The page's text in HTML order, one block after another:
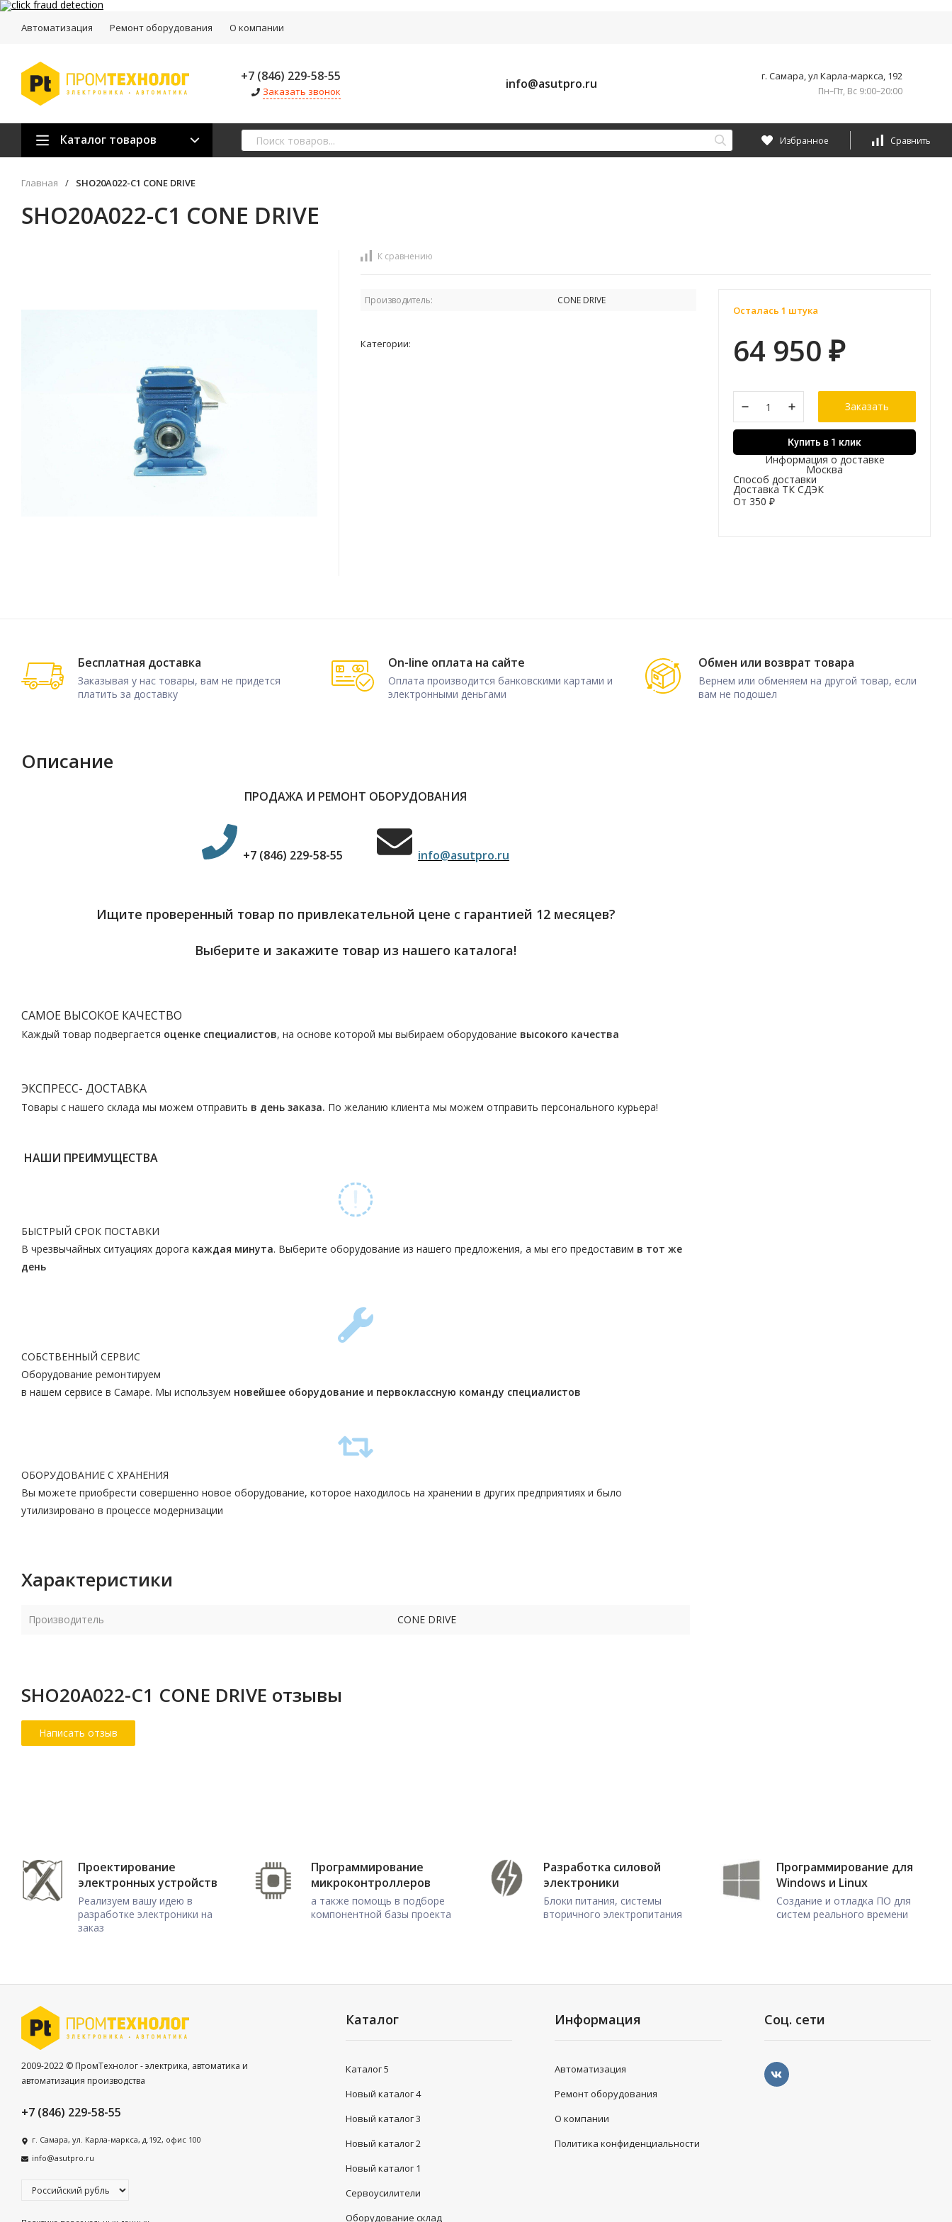
Автоматизация Ремонт оборудования О компании
+7 (846) 229-58-55
Заказать звонок info@asutpro.ru г. Самара, ул Карла-маркса, 192
Пн–Пт, Вс 9:00–20:00
Каталог товаров Избранное Сравнить
Главная / SHO20A022-C1 CONE DRIVE
SHO20A022-C1 CONE DRIVE
К сравнению
Производитель: CONE DRIVE
Категории:
Осталась 1 штука
64 950 ₽
Заказать
Купить в 1 клик
Информация о доставке
Москва
Способ доставки
Доставка ТК СДЭК
От 350 ₽
Бесплатная доставка
Заказывая у нас товары, вам не придется
платить за доставку
On-line оплата на сайте
Оплата производится банковскими картами и
электронными деньгами
Обмен или возврат товара
Вернем или обменяем на другой товар, если
вам не подошел
Описание
ПРОДАЖА И РЕМОНТ ОБОРУДОВАНИЯ
+7 (846) 229-58-55 info@asutpro.ru
Ищите проверенный товар по привлекательной цене с гарантией 12 месяцев?
Выберите и закажите товар из нашего каталога!
САМОЕ ВЫСОКОЕ КАЧЕСТВО
Каждый товар подвергается оценке специалистов, на основе которой мы выбираем оборудование высокого качества
ЭКСПРЕСС- ДОСТАВКА
Товары с нашего склада мы можем отправить в день заказа. По желанию клиента мы можем отправить персонального курьера!
НАШИ ПРЕИМУЩЕСТВА
БЫСТРЫЙ СРОК ПОСТАВКИ
В чрезвычайных ситуациях дорога каждая минута. Выберите оборудование из нашего предложения, а мы его предоставим в тот же
день
СОБСТВЕННЫЙ СЕРВИС
Оборудование ремонтируем
в нашем сервисе в Самаре. Мы используем новейшее оборудование и первоклассную команду специалистов
ОБОРУДОВАНИЕ С ХРАНЕНИЯ
Вы можете приобрести совершенно новое оборудование, которое находилось на хранении в других предприятиях и было
утилизировано в процессе модернизации
Характеристики
Производитель CONE DRIVE
SHO20A022-C1 CONE DRIVE отзывы
Проектирование
электронных устройств
Реализуем вашу идею в
разработке электроники на
заказ
Программирование
микроконтроллеров
а также помощь в подборе
компонентной базы проекта
Разработка силовой
электроники
Блоки питания, системы
вторичного электропитания
Программирование для
Windows и Linux
Создание и отладка ПО для
систем реального времени
2009-2022 © ПромТехнолог - электрика, автоматика и
автоматизация производства
+7 (846) 229-58-55
г. Самара, ул. Карла-маркса, д.192, офис 100
info@asutpro.ru
Каталог
Каталог 5
Новый каталог 4
Новый каталог 3
Новый каталог 2
Новый каталог 1
Сервоусилители
Оборудование склад
Информация
Автоматизация
Ремонт оборудования
О компании
Политика конфиденциальности
Соц. сети